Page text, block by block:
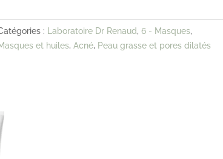
: Laboratoire Dr Renaud,6 - Masques,
et huiles,Acné, Peau grasse et pores dilatés